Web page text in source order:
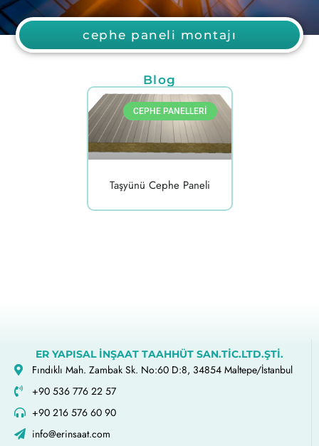
cephe paneli montajı
Blog
CEPHE PANELLERI
Taşyünü Cephe Paneli
ER YAPISAL İNŞAAT TAAHHÜT SAN.TİC.LTD.ŞTİ.
Fındıklı Mah. Zambak Sk. No:60 D:8, 34854 Maltepe/İstanbul
+90 536 776 22 57
+90 216 576 60 90
info@erinsaat.com